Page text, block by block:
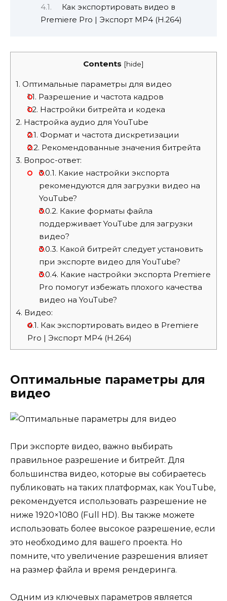
Как экспортировать видео в
Premiere Pro | Экспорт MP4 (H.264)
Contents [hide]
1. Оптимальные параметры для видео
1.1. Разрешение и частота кадров
1.2. Настройки битрейта и кодека
2. Настройка аудио для YouTube
2.1. Формат и частота дискретизации
2.2. Рекомендованные значения битрейта
3. Вопрос-ответ:
3.0.1. Какие настройки экспорта
рекомендуются для загрузки видео на
YouTube?
3.0.2. Какие форматы файла
поддерживает YouTube для загрузки
видео?
3.0.3. Какой битрейт следует установить
при экспорте видео для YouTube?
3.0.4. Какие настройки экспорта Premiere
Pro помогут избежать плохого качества
видео на YouTube?
4. Видео:
4.1. Как экспортировать видео в Premiere
Pro | Экспорт MP4 (H.264)
Оптимальные параметры для
видео
При экспорте видео, важно выбирать
правильное разрешение и битрейт. Для
большинства видео, которые вы собираетесь
публиковать на таких платформах, как YouTube,
рекомендуется использовать разрешение не
ниже 1920×1080 (Full HD). Вы также можете
использовать более высокое разрешение, если
это необходимо для вашего проекта. Но
помните, что увеличение разрешения влияет
на размер файла и время рендеринга.
Одним из ключевых параметров является